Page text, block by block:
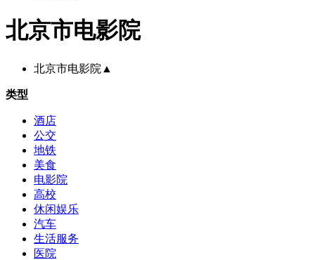
北京市电影院
北京市电影院 ▲
类型
酒店
公交
地铁
美食
电影院
高校
休闲娱乐
汽车
生活服务
医院